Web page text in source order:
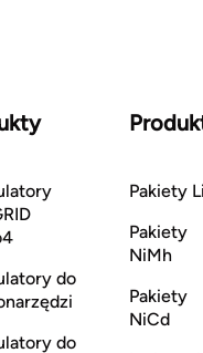
do
do
Pakiety
Pakiety
NiMh
Pakiety
NiCd